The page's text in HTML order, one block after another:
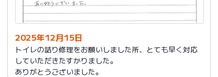
今後は、このような規模の修繕を行うことはおそらく起
こらず、小さな小さな修繕になろうかと思いますが、そ
の折は中田様、渡辺様にお願いさせていただくつもりで
おります。とても素晴らしい社員様です。
寒さもひとしお厳しい折でございますので、社長様、社
員の皆様にはどうぞくれぐれもご自愛くださいますよう
お祈り申し上げます。
2025年12月15日
トイレの詰り修理をお願いしました所、とても早く対応
していただきたすかりました。
ありがとうございました。